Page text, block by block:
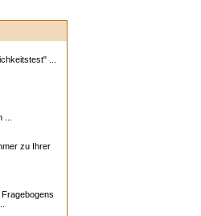
...
zu Ihrer